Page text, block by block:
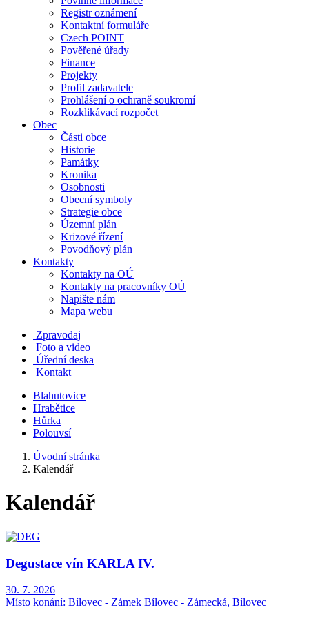
Registr oznámení
Kontaktní formuláře
Czech POINT
Pověřené úřady
Finance
Projekty
Profil zadavatele
Prohlášení o ochraně soukromí
Rozklikávací rozpočet
Obec
Části obce
Historie
Památky
Kronika
Osobnosti
Obecní symboly
Strategie obce
Územní plán
Krizové řízení
Povodňový plán
Kontakty
Kontakty na OÚ
Kontakty na pracovníky OÚ
Napište nám
Mapa webu
Zpravodaj
Foto a video
Úřední deska
Kontakt
Blahutovice
Hrabětice
Hůrka
Polouvsí
Úvodní stránka
Kalendář
Kalendář
Degustace vín KARLA IV.
30. 7. 2026
Místo konání: Bílovec - Zámek Bílovec - Zámecká, Bílovec